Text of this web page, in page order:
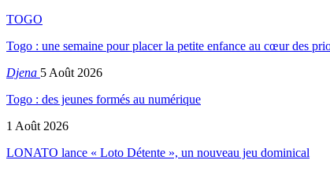
TOGO
Togo : une semaine pour placer la petite enfance au cœur des
Djena 5 Août 2026
Togo : des jeunes formés au numérique
1 Août 2026
LONATO lance « Loto Détente », un nouveau jeu dominical